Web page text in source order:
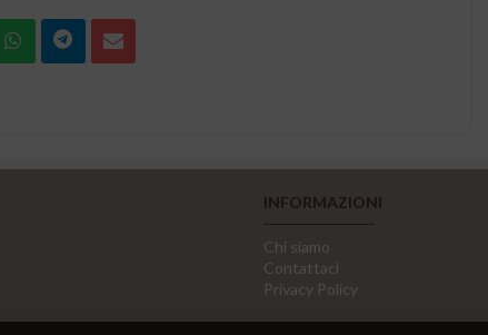
INFORMAZIONI
Chi siamo
Contattaci
Privacy Policy